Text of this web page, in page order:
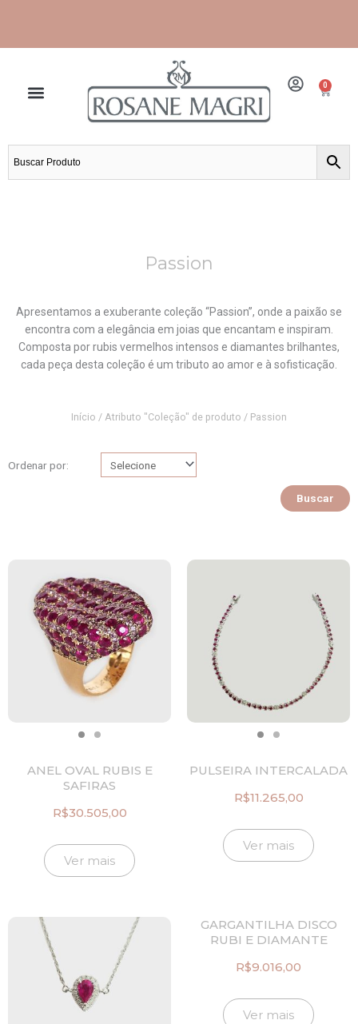
Frete grátis para grande São Paulo e Santos.
0
Cart
Passion
Apresentamos a exuberante coleção “Passion”, onde a paixão se
encontra com a elegância em joias que encantam e inspiram.
Composta por rubis vermelhos intensos e diamantes brilhantes,
cada peça desta coleção é um tributo ao amor e à sofisticação.
Início / Atributo "Coleção" de produto / Passion
Ordenar por:
Buscar
ANEL OVAL RUBIS E
SAFIRAS
R$30.505,00
Ver mais
PULSEIRA INTERCALADA
R$11.265,00
Ver mais
GARGANTILHA DISCO
RUBI E DIAMANTE
R$9.016,00
Ver mais